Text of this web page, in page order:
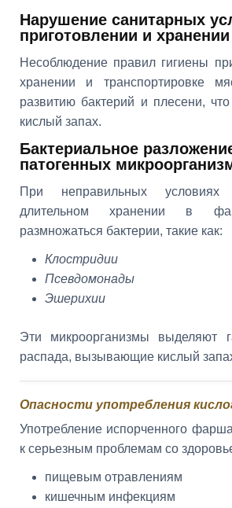
Нарушение санитарных
приготовлении и
Несоблюдение правил гигиены
хранении и транспортировке
развитию бактерий и плесени,
кислый запах.
Бактериальное
патогенных
При неправильных
длительном хранении в
размножаться бактерии, такие как:
Клостридии
Псевдомонады
Эшерихии
Эти микроорганизмы выделяют
распада, вызывающие кислый
Опасности употребления
Употребление испорченного
к серьезным проблемам со
пищевым отравлениям
кишечным инфекциям